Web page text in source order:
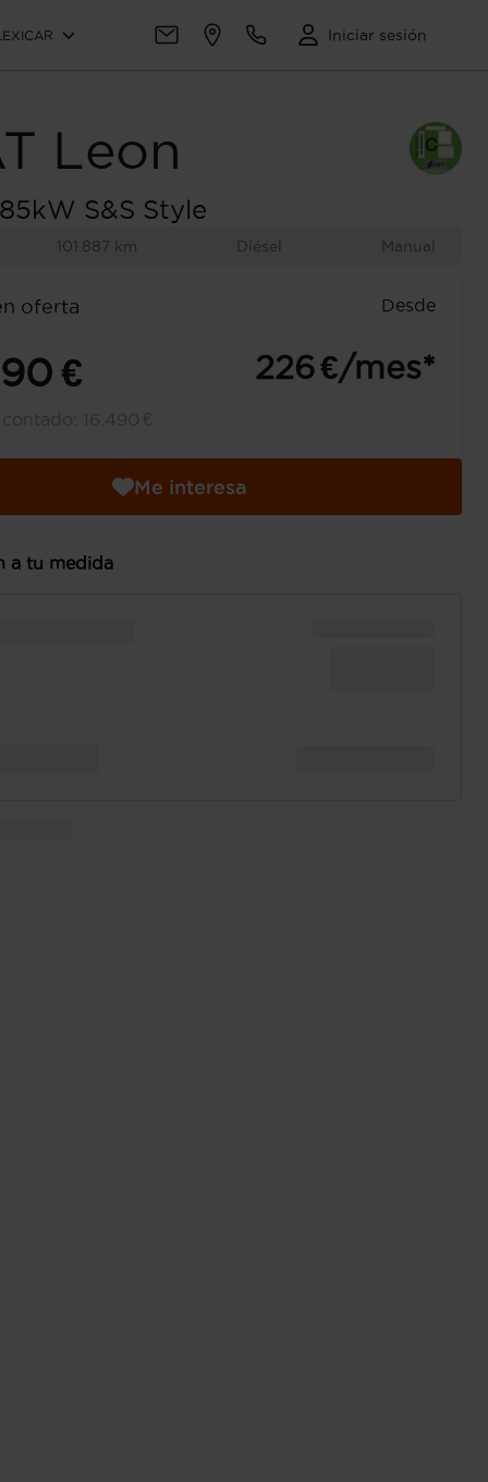
Iniciar sesión
Leon
S&S Style
101.887 km Diésel Manual
oferta
Desde
€ 226 €/mes*
16.490 €
Me interesa
a tu medida